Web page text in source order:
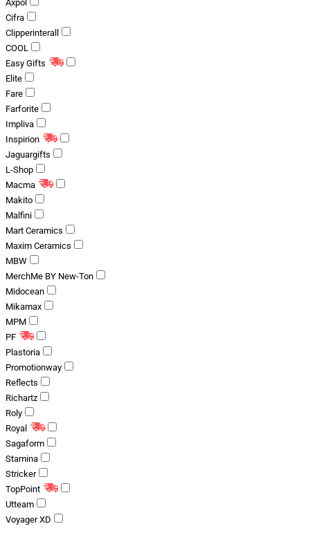
Axpol
Cifra
Clipperinterall
COOL
Easy Gifts
Elite
Fare
Farforite
Impliva
Inspirion
Jaguargifts
L-Shop
Macma
Makito
Malfini
Mart Ceramics
Maxim Ceramics
MBW
MerchMe BY New-Ton
Midocean
Mikamax
MPM
PF
Plastoria
Promotionway
Reflects
Richartz
Roly
Royal
Sagaform
Stamina
Stricker
TopPoint
Utteam
Voyager XD